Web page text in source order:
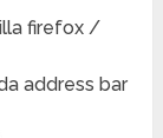
firefox /
address bar